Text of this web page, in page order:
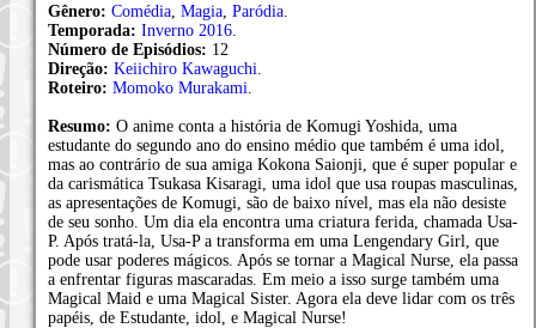
Gênero: Comédia Magia Paródia
Temporada: Inverno 2016
Número de Episódios: 12
Direção: Keiichiro Kawaguchi
Roteiro: Momoko Murakami
Resumo: O anime conta a história de Komugi Yoshida, uma
estudante do segundo ano do ensino médio que também é uma idol,
mas ao contrário de sua amiga Kokona Saionji, que é super popular e
da carismática Tsukasa Kisaragi, uma idol que usa roupas masculinas,
as apresentações de Komugi, são de baixo nível, mas ela não desiste
de seu sonho. Um dia ela encontra uma criatura ferida, chamada Usa-
P. Após tratá-la, Usa-P a transforma em uma Lengendary Girl, que
pode usar poderes mágicos. Após se tornar a Magical Nurse, ela passa
a enfrentar figuras mascaradas. Em meio a isso surge também uma
Magical Maid e uma Magical Sister. Agora ela deve lidar com os três
papéis, de Estudante, idol, e Magical Nurse!